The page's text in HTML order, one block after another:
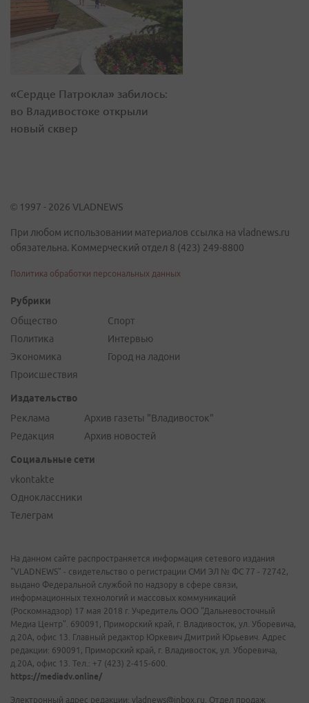
«Сердце Патрокла» забилось:
во Владивостоке открыли
новый сквер
© 1997 - 2026 VLADNEWS
При любом использовании материалов ссылка на vladnews.ru
обязательна. Коммерческий отдел 8 (423) 249-8800
Политика обработки персональных данных
Рубрики
Общество
Политика
Экономика
Происшествия
Спорт
Интервью
Город на ладони
Издательство
Реклама
Редакция
Архив газеты "Владивосток"
Архив новостей
Социальные сети
vkontakte
Одноклассники
Телеграм
На данном сайте распространяется информация сетевого издания
"VLADNEWS" - свидетельство о регистрации СМИ ЭЛ № ФС 77 - 72742,
выдано Федеральной службой по надзору в сфере связи,
информационных технологий и массовых коммуникаций
(Роскомнадзор) 17 мая 2018 г. Учредитель ООО "Дальневосточный
Медиа Центр". 690091, Приморский край, г. Владивосток, ул. Уборевича,
д.20А, офис 13. Главный редактор Юркевич Дмитрий Юрьевич. Адрес
редакции: 690091, Приморский край, г. Владивосток, ул. Уборевича,
д.20А, офис 13. Тел.: +7 (423) 2-415-600.
https://mediadv.online/
Электронный адрес редакции: vladnews@inbox.ru. Отдел продаж